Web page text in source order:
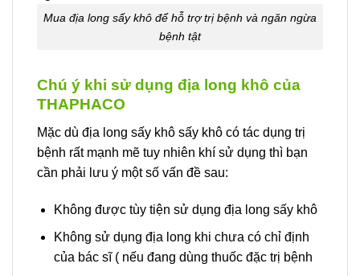
Mua địa long sấy khô để hỗ trợ trị bệnh và ngăn ngừa
bệnh tật
Chú ý khi sử dụng địa long khô của
THAPHACO
Mặc dù địa long sấy khô sấy khô có tác dụng trị
bệnh rất mạnh mẽ tuy nhiên khí sử dụng thì bạn
cần phải lưu ý một số vấn đề sau:
Không được tùy tiện sử dụng địa long sấy khô
Không sử dụng địa long khi chưa có chỉ định
của bác sĩ ( nếu đang dùng thuốc đặc trị bệnh